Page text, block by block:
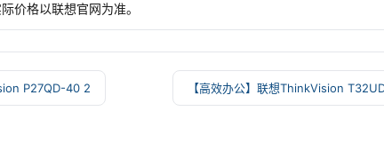
价格以联想官网为准。
P27QD-40 2